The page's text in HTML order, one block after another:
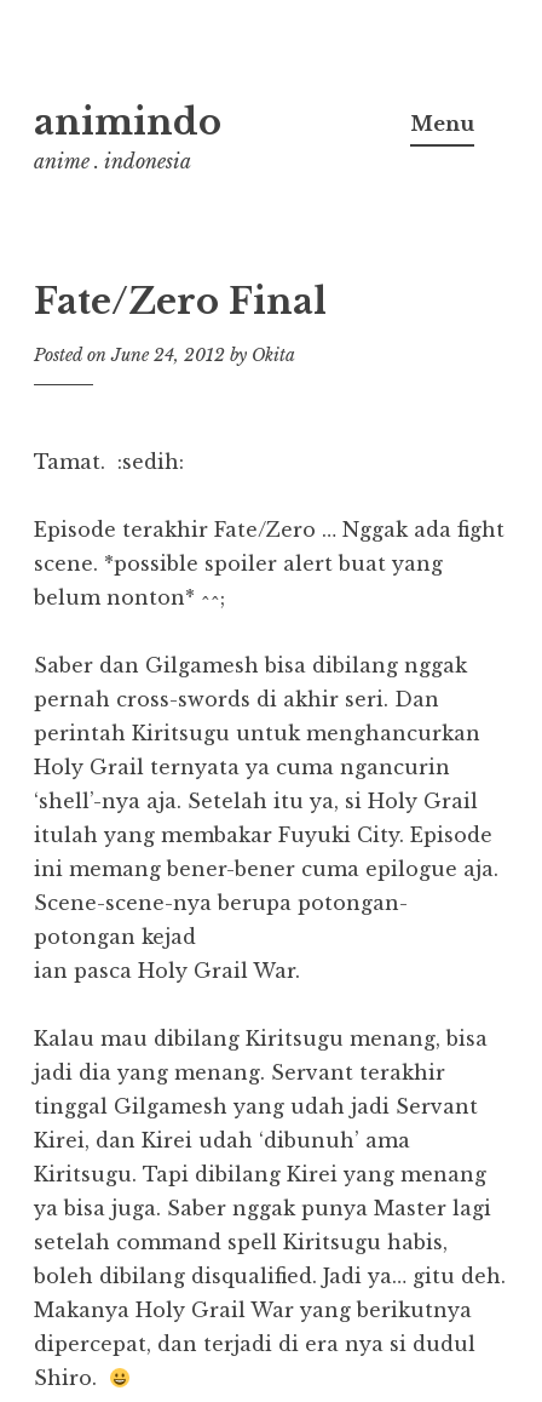
to
content
animindo
anime . indonesia
Menu
Fate/Zero Final
Posted onJune 24, 2012 by Okita
Tamat. :sedih:
Episode terakhir Fate/Zero … Nggak ada fight
scene. *possible spoiler alert buat yang
belum nonton* ^^;
Saber dan Gilgamesh bisa dibilang nggak
pernah cross-swords di akhir seri. Dan
perintah Kiritsugu untuk menghancurkan
Holy Grail ternyata ya cuma ngancurin
‘shell’-nya aja. Setelah itu ya, si Holy Grail
itulah yang membakar Fuyuki City. Episode
ini memang bener-bener cuma epilogue aja.
Scene-scene-nya berupa potongan-
potongan kejad
ian pasca Holy Grail War.
Kalau mau dibilang Kiritsugu menang, bisa
jadi dia yang menang. Servant terakhir
tinggal Gilgamesh yang udah jadi Servant
Kirei, dan Kirei udah ‘dibunuh’ ama
Kiritsugu. Tapi dibilang Kirei yang menang
ya bisa juga. Saber nggak punya Master lagi
setelah command spell Kiritsugu habis,
boleh dibilang disqualified. Jadi ya… gitu deh.
Makanya Holy Grail War yang berikutnya
dipercepat, dan terjadi di era nya si dudul
Shiro.